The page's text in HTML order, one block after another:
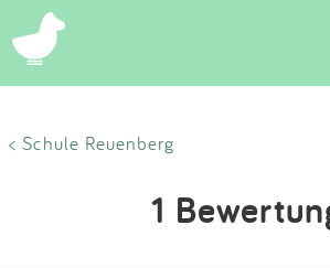
Eintragen
< Schule Reuenberg
1